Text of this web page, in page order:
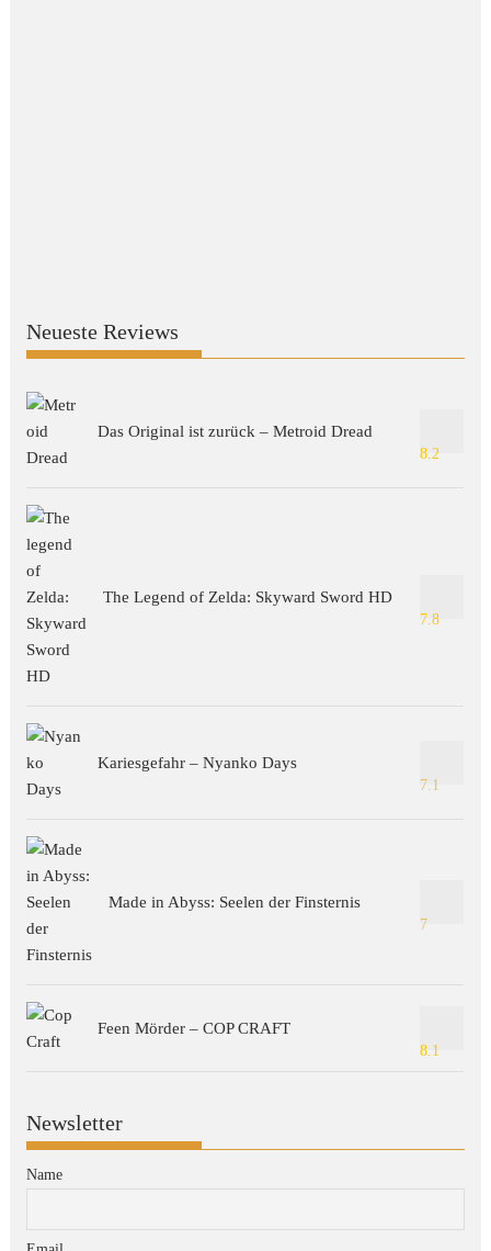
Neueste Reviews
Das Original ist zurück – Metroid Dread
8.2
The Legend of Zelda: Skyward Sword HD
7.8
Kariesgefahr – Nyanko Days
7.1
Made in Abyss: Seelen der Finsternis
7
Feen Mörder – COP CRAFT
8.1
Newsletter
Name